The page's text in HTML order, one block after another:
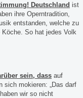
Deutschland ist
ihre Operntradition,
entstanden, welche zu
So hat jedes Volk
sein, dass auf
sich mokieren: „Das darf
wir so nicht